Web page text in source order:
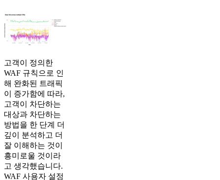
고객이 정의한
WAF 규칙으로 인
해 완화된 트래픽
이 증가함에 따라,
고객이 차단하는
대상과 차단하는
방법을 한 단계 더
깊이 분석하고 더
잘 이해하는 것이
흥미로울 것이라
고 생각했습니다.
WAF 사용자 설정